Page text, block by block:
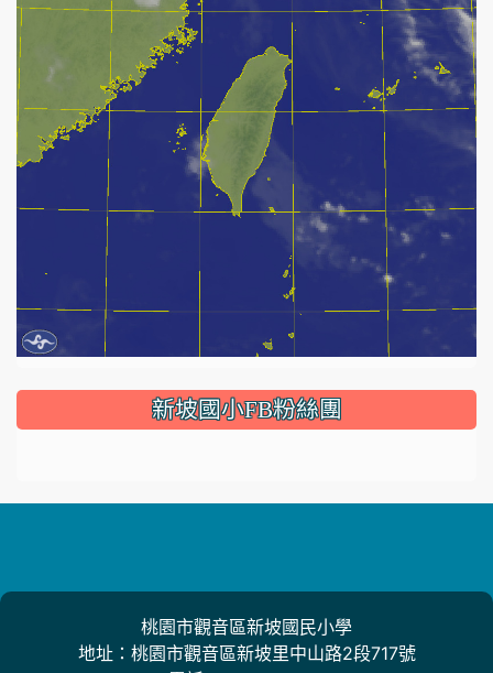
::: 新坡國小FB粉絲團
桃園市觀音區新坡國民小學
地址：桃園市觀音區新坡里中山路2段717號